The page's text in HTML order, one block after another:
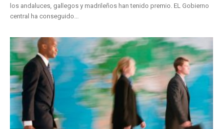
los andaluces, gallegos y madrileños han tenido premio. EL Gobierno
central ha conseguido...